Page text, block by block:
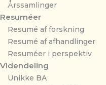
Årssamlinger
Resuméer
Resumé af forskning
Resumé af afhandlinger
Resuméer i perspektiv
Videndeling
Unikke BA